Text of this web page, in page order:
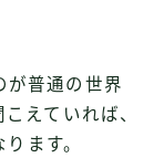
が普通の世界
えていれば、
ます。